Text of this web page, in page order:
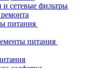
и сетевые фильтры
питания
питания